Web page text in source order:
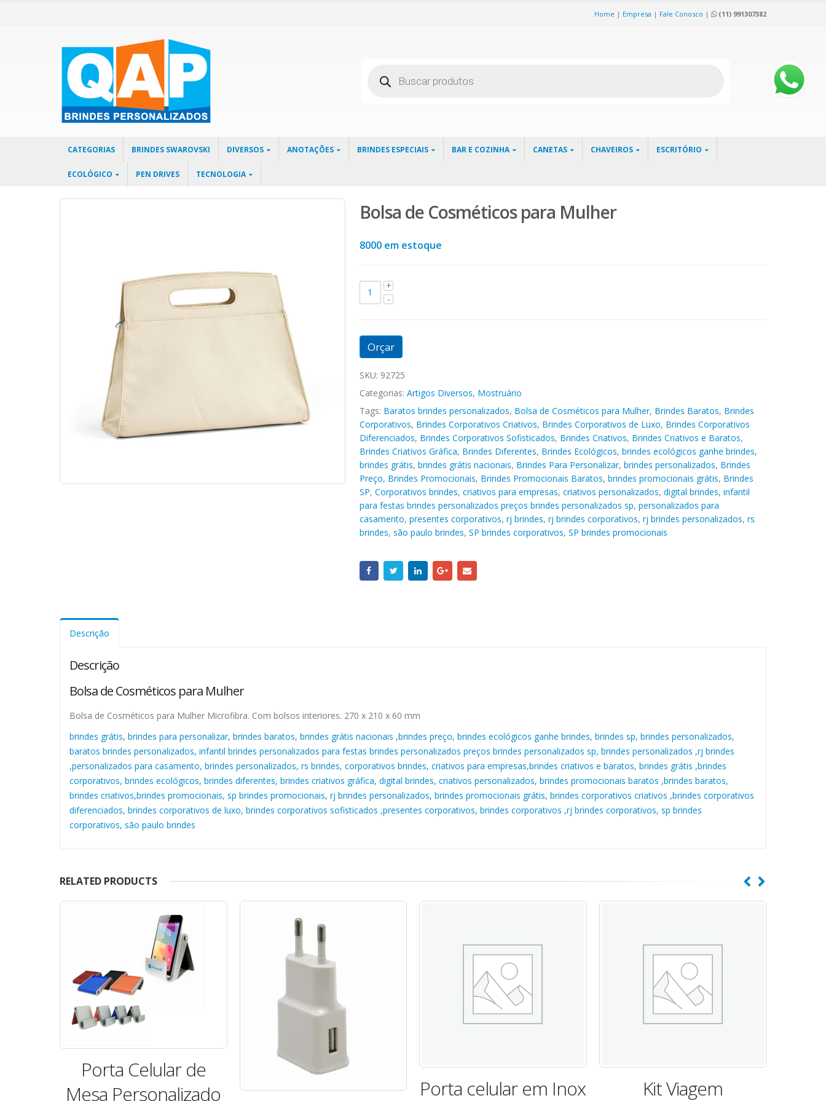
Home | Empresa | Fale Conosco | (11) 991307382
produtos
CATEGORIAS BRINDES SWAROVSKI DIVERSOS ANOTAÇÕES BRINDES ESPECIAIS BAR E COZINHA CANETAS CHAVEIROS ESCRITÓRIO
ECOLÓGICO PEN DRIVES TECNOLOGIA
Bolsa de Cosméticos para Mulher
8000 em estoque
Orçar
SKU: 92725
Categorias: Artigos Diversos, Mostruário
Tags: Baratos brindes personalizados, Bolsa de Cosméticos para Mulher, Brindes Baratos, Brindes
Corporativos, Brindes Corporativos Criativos, Brindes Corporativos de Luxo, Brindes Corporativos
Diferenciados, Brindes Corporativos Sofisticados, Brindes Criativos, Brindes Criativos e Baratos,
Brindes Criativos Gráfica, Brindes Diferentes, Brindes Ecológicos, brindes ecológicos ganhe brindes,
brindes grátis, brindes grátis nacionais, Brindes Para Personalizar, brindes personalizados, Brindes
Preço, Brindes Promocionais, Brindes Promocionais Baratos, brindes promocionais grátis, Brindes
SP, Corporativos brindes, criativos para empresas, criativos personalizados, digital brindes, infantil
para festas brindes personalizados preços brindes personalizados sp, personalizados para
casamento, presentes corporativos, rj brindes, rj brindes corporativos, rj brindes personalizados, rs
brindes, são paulo brindes, SP brindes corporativos, SP brindes promocionais
Descrição
Descrição
Bolsa de Cosméticos para Mulher
Bolsa de Cosméticos para Mulher Microfibra. Com bolsos interiores. 270 x 210 x 60 mm
brindes grátis, brindes para personalizar, brindes baratos, brindes grátis nacionais ,brindes preço, brindes ecológicos ganhe brindes, brindes sp, brindes personalizados,
baratos brindes personalizados, infantil brindes personalizados para festas brindes personalizados preços brindes personalizados sp, brindes personalizados ,rj brindes
,personalizados para casamento, brindes personalizados, rs brindes, corporativos brindes, criativos para empresas,brindes criativos e baratos, brindes grátis ,brindes
corporativos, brindes ecológicos, brindes diferentes, brindes criativos gráfica, digital brindes, criativos personalizados, brindes promocionais baratos ,brindes baratos,
brindes criativos,brindes promocionais, sp brindes promocionais, rj brindes personalizados, brindes promocionais grátis, brindes corporativos criativos ,brindes corporativos
diferenciados, brindes corporativos de luxo, brindes corporativos sofisticados ,presentes corporativos, brindes corporativos ,rj brindes corporativos, sp brindes
corporativos, são paulo brindes
RELATED PRODUCTS
Porta celular em Inox
Kit Viagem
Pilhas AAA